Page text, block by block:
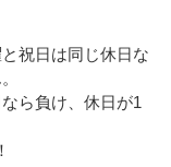
祝日は同じ休日な
ら負け、休日が1